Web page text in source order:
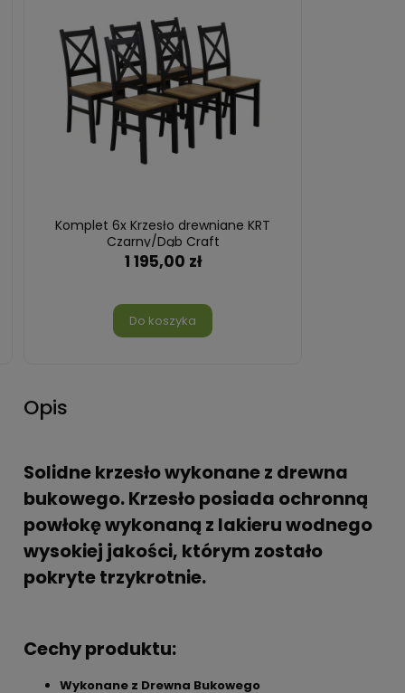
Komplet 6x Krzesło drewniane KRT
Czarny/Dąb Craft
1 195,00 zł
Do koszyka
Opis
Solidne krzesło wykonane z drewna
bukowego. Krzesło posiada ochronną
powłokę wykonaną z lakieru wodnego
wysokiej jakości, którym zostało
pokryte trzykrotnie.
Cechy produktu:
Wykonane z Drewna Bukowego